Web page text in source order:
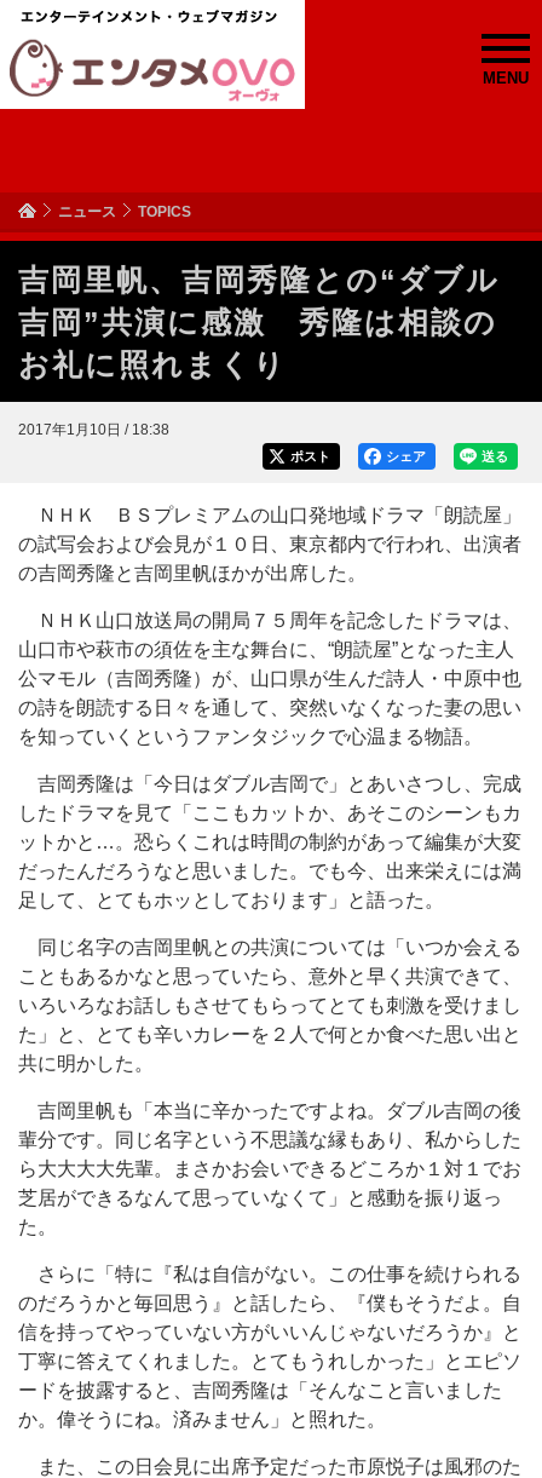
MENU
ニュース TOPICS
吉岡里帆、吉岡秀隆との“ダブル
吉岡”共演に感激 秀隆は相談の
お礼に照れまくり
2017年1月10日 / 18:38
送る
シェア
ポスト
ＮＨＫ ＢＳプレミアムの山口発地域ドラマ「朗読屋」
の試写会および会見が１０日、東京都内で行われ、出演者
の吉岡秀隆と吉岡里帆ほかが出席した。
ＮＨＫ山口放送局の開局７５周年を記念したドラマは、
山口市や萩市の須佐を主な舞台に、“朗読屋”となった主人
公マモル（吉岡秀隆）が、山口県が生んだ詩人・中原中也
の詩を朗読する日々を通して、突然いなくなった妻の思い
を知っていくというファンタジックで心温まる物語。
吉岡秀隆は「今日はダブル吉岡で」とあいさつし、完成
したドラマを見て「ここもカットか、あそこのシーンもカ
ットかと…。恐らくこれは時間の制約があって編集が大変
だったんだろうなと思いました。でも今、出来栄えには満
足して、とてもホッとしております」と語った。
同じ名字の吉岡里帆との共演については「いつか会える
こともあるかなと思っていたら、意外と早く共演できて、
いろいろなお話しもさせてもらってとても刺激を受けまし
た」と、とても辛いカレーを２人で何とか食べた思い出と
共に明かした。
吉岡里帆も「本当に辛かったですよね。ダブル吉岡の後
輩分です。同じ名字という不思議な縁もあり、私からした
ら大大大大先輩。まさかお会いできるどころか１対１でお
芝居ができるなんて思っていなくて」と感動を振り返っ
た。
さらに「特に『私は自信がない。この仕事を続けられる
のだろうかと毎回思う』と話したら、『僕もそうだよ。自
信を持ってやっていない方がいいんじゃないだろうか』と
丁寧に答えてくれました。とてもうれしかった」とエピソ
ードを披露すると、吉岡秀隆は「そんなこと言いました
か。偉そうにね。済みません」と照れた。
また、この日会見に出席予定だった市原悦子は風邪のた